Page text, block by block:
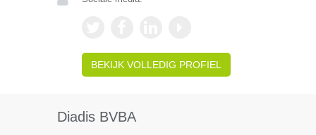
BEKIJK VOLLEDIG PROFIEL
Diadis BVBA